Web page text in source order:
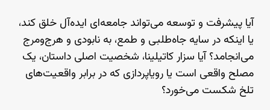
آیا پیشرفت و توسعه می‌تواند جامعه‌ای ایده‌آل خلق کند،
یا اینکه در سایه جاه‌طلبی و طمع، به نابودی و هرج‌ومرج
می‌انجامد؟ آیا سزار کاتیلینا، شخصیت اصلی داستان، یک
مصلح واقعی است یا رویاپردازی که در برابر واقعیت‌های
تلخ شکست می‌خورد؟